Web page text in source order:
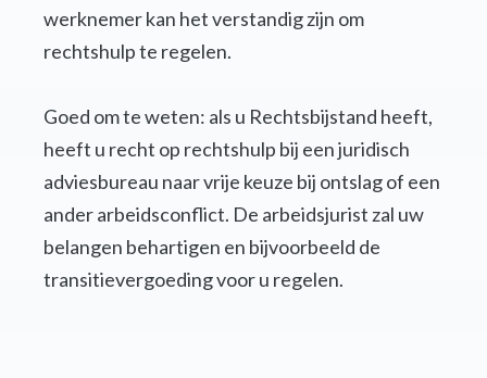
werknemer kan het verstandig zijn om
rechtshulp te regelen.
Goed om te weten: als u Rechtsbijstand heeft,
heeft u recht op rechtshulp bij een juridisch
adviesbureau naar vrije keuze bij ontslag of een
ander arbeidsconflict. De arbeidsjurist zal uw
belangen behartigen en bijvoorbeeld de
transitievergoeding voor u regelen.